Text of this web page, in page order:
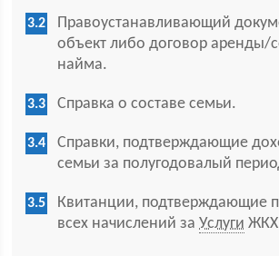
Правоустанавливающий
объект либо договор аренды/
найма.
Справка о составе семьи.
Справки, подтверждающие
семьи за полугодовалый
Квитанции, подтверждающие
всех начислений заУслуги ЖКХ